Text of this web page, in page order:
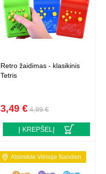
Retro žaidimas - klasikinis
Tetris
3,49 € 4,99 €
Į KREPŠELĮ
Atsiimkite Vilniuje šiandien